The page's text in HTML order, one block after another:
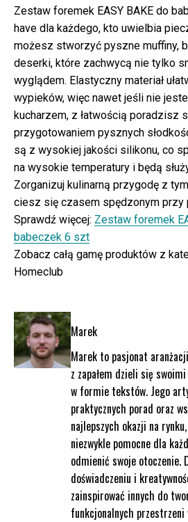
Zestaw foremek EASY BAKE do
have dla każdego, kto uwielbia
możesz stworzyć pyszne muffiny,
deserki, które zachwycą nie tylko
wyglądem. Elastyczny materiał
wypieków, więc nawet jeśli nie
kucharzem, z łatwością poradzisz
przygotowaniem pysznych
są z wysokiej jakości silikonu, co
na wysokie temperatury i będą
Zorganizuj kulinarną przygodę z
ciesz się czasem spędzonym przy
Sprawdź więcej: Zestaw foremek
babeczek 6 szt
Zobacz całą gamę produktów z
Homeclub
Marek
Marek to pasjonat
z zapałem dzieli się
w formie tekstów. Jego
praktycznych porad oraz
najlepszych okazji na
niezwykle pomocne dla
odmienić swoje otoczenie.
doświadczeniu i
zainspirować innych do
funkcjonalnych